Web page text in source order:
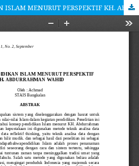
KONSEP PENDIDIKAN ISLAM MENURUT PERSPEKTIF KH. ABDURRAHMAN WAHID